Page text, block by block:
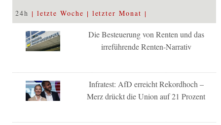
24h letzte Woche letzter Monat
Die Besteuerung von Renten und das
irreführende Renten-Narrativ
Infratest: AfD erreicht Rekordhoch –
Merz drückt die Union auf 21 Prozent